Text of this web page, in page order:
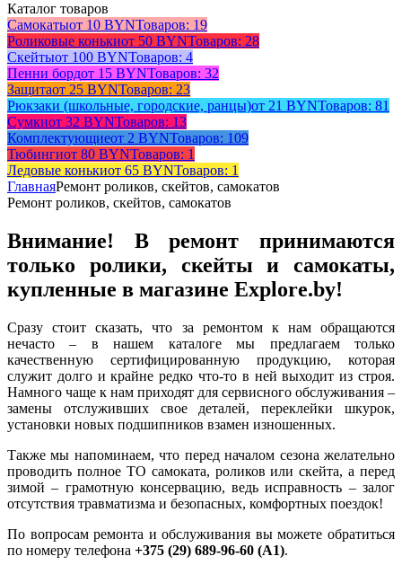
Каталог товаров
Самокатыот 10 BYNТоваров: 19
Роликовые конькиот 50 BYNТоваров: 28
Скейтыот 100 BYNТоваров: 4
Пенни бордот 15 BYNТоваров: 32
Защитаот 25 BYNТоваров: 23
Рюкзаки (школьные, городские, ранцы)от 21 BYNТоваров: 81
Сумкиот 32 BYNТоваров: 13
Комплектующиеот 2 BYNТоваров: 109
Тюбингиот 80 BYNТоваров: 1
Ледовые конькиот 65 BYNТоваров: 1
ГлавнаяРемонт роликов, скейтов, самокатов
Ремонт роликов, скейтов, самокатов
Внимание! В ремонт принимаются
только ролики, скейты и самокаты,
купленные в магазине Explore.by!
Сразу стоит сказать, что за ремонтом к нам обращаются
нечасто – в нашем каталоге мы предлагаем только
качественную сертифицированную продукцию, которая
служит долго и крайне редко что-то в ней выходит из строя.
Намного чаще к нам приходят для сервисного обслуживания –
замены отслуживших свое деталей, переклейки шкурок,
установки новых подшипников взамен изношенных.
Также мы напоминаем, что перед началом сезона желательно
проводить полное ТО самоката, роликов или скейта, а перед
зимой – грамотную консервацию, ведь исправность – залог
отсутствия травматизма и безопасных, комфортных поездок!
По вопросам ремонта и обслуживания вы можете обратиться
по номеру телефона +375 (29) 689-96-60 (А1).